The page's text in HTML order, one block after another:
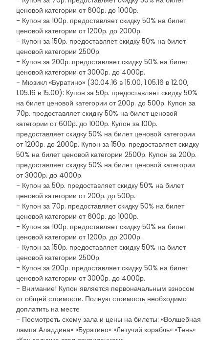
ценовой категории от 600р. до 1000р.
- Купон за 100р. предоставляет скидку 50% на билет
ценовой категории от 1200р. до 2000р.
- Купон за 150р. предоставляет скидку 50% на билет
ценовой категории 2500р.
- Купон за 200р. предоставляет скидку 50% на билет
ценовой категории от 3000р. до 4000р.
- Мюзикл «Буратино» (30.04.16 в 15.00, 1.05.16 в 12.00,
1.05.16 в 15.00): Купон за 50р. предоставляет скидку 50%
на билет ценовой категории от 200р. до 500р. Купон за
70р. предоставляет скидку 50% на билет ценовой
категории от 600р. до 1000р. Купон за 100р.
предоставляет скидку 50% на билет ценовой категории
от 1200р. до 2000р. Купон за 150р. предоставляет скидку
50% на билет ценовой категории 2500р. Купон за 200р.
предоставляет скидку 50% на билет ценовой категории
от 3000р. до 4000р.
- Купон за 50р. предоставляет скидку 50% на билет
ценовой категории от 200р. до 500р.
- Купон за 70р. предоставляет скидку 50% на билет
ценовой категории от 600р. до 1000р.
- Купон за 100р. предоставляет скидку 50% на билет
ценовой категории от 1200р. до 2000р.
- Купон за 150р. предоставляет скидку 50% на билет
ценовой категории 2500р.
- Купон за 200р. предоставляет скидку 50% на билет
ценовой категории от 3000р. до 4000р.
- Внимание! Купон является первоначальным взносом
от общей стоимости. Полную стоимость необходимо
доплатить на месте
- Посмотреть схему зала и цены на билеты: «Волшебная
лампа Аладдина» «Буратино» «Летучий корабль» «Тень»